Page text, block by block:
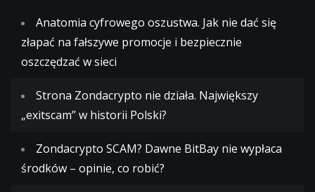
Anatomia cyfrowego oszustwa. Jak nie dać się
złapać na fałszywe promocje i bezpiecznie
oszczędzać w sieci
Strona Zondacrypto nie działa. Największy
„exitscam” w historii Polski?
Zondacrypto SCAM? Dawne BitBay nie wypłaca
środków – opinie, co robić?